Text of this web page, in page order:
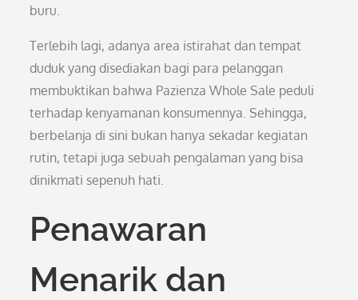
buru.
Terlebih lagi, adanya area istirahat dan tempat
duduk yang disediakan bagi para pelanggan
membuktikan bahwa Pazienza Whole Sale peduli
terhadap kenyamanan konsumennya. Sehingga,
berbelanja di sini bukan hanya sekadar kegiatan
rutin, tetapi juga sebuah pengalaman yang bisa
dinikmati sepenuh hati.
Penawaran
Menarik dan